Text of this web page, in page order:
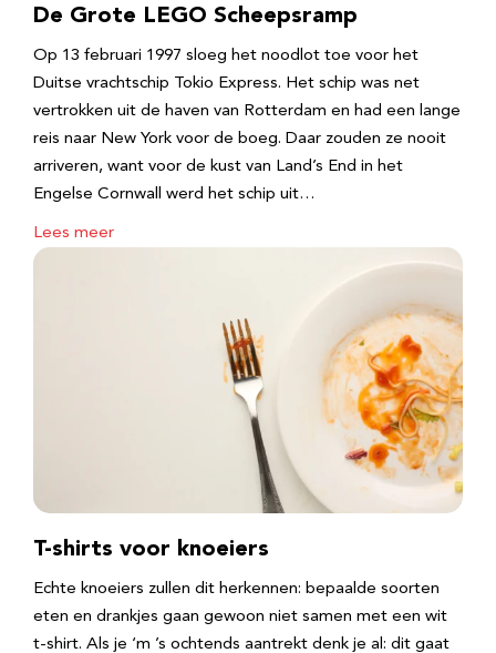
De Grote LEGO Scheepsramp
Op 13 februari 1997 sloeg het noodlot toe voor het
Duitse vrachtschip Tokio Express. Het schip was net
vertrokken uit de haven van Rotterdam en had een lange
reis naar New York voor de boeg. Daar zouden ze nooit
arriveren, want voor de kust van Land’s End in het
Engelse Cornwall werd het schip uit…
Lees meer
T-shirts voor knoeiers
Echte knoeiers zullen dit herkennen: bepaalde soorten
eten en drankjes gaan gewoon niet samen met een wit
t-shirt. Als je ‘m ’s ochtends aantrekt denk je al: dit gaat